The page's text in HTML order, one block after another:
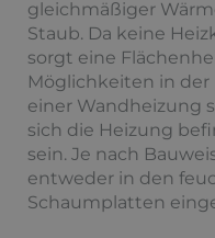
gleichmäßiger
Staub. Da keine
sorgt eine
Möglichkeiten in
einer Wandheizung
sich die Heizung
sein. Je nach
entweder in den
Schaumplatten